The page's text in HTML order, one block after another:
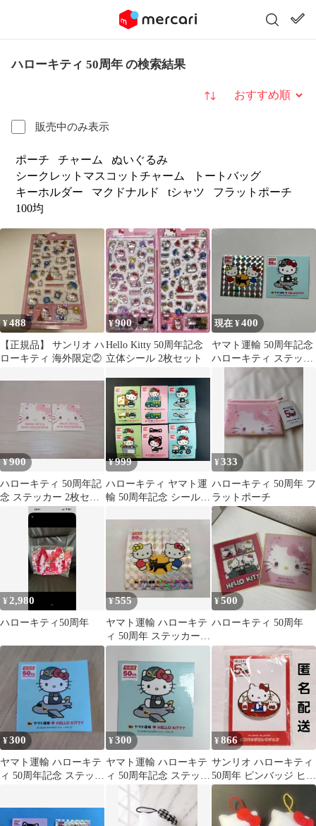
ハローキティ 50周年 の検索結果
販売中のみ表示
並び替え
ポーチ チャーム
ぬいぐるみ
シークレットマスコットチャーム
トートバッグ
キーホルダー
マクドナルド tシャツ
フラットポーチ
100均
¥488
【正規品】 サンリオ ハ
ローキティ 海外限定②
¥900
Hello Kitty 50周年記念
立体シール 2枚セット
現在 ¥400
ヤマト運輸 50周年記念
ハローキティ ステッカ
ー セット シークレット
¥900
ハローキティ 50周年記
念 ステッカー 2枚セッ
¥999
ハローキティ ヤマト運
輸 50周年記念 シール
¥333
ハローキティ 50周年 フ
ラットポーチ
¥2,980
ハローキティ50周年
¥555
ヤマト運輸 ハローキテ
ィ 50周年 ステッカー
シークレット キラキ
¥500
ハローキティ 50周年
¥300
ヤマト運輸 ハローキテ
ィ 50周年記念 ステッカ
¥300
ヤマト運輸 ハローキテ
ィ 50周年記念 ステッカ
¥866
サンリオ ハローキティ
50周年 ピンバッジ ヒス
トリカル